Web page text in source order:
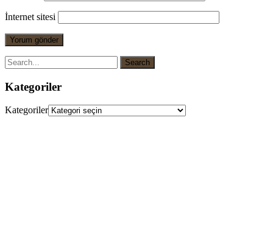
İnternet sitesi
Kategoriler
Kategoriler